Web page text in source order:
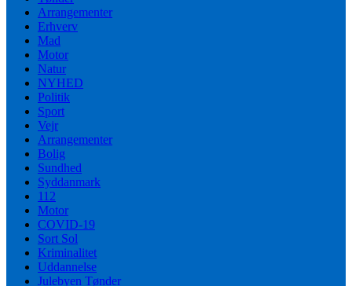
Arrangementer
Erhverv
Mad
Motor
Natur
NYHED
Politik
Sport
Vejr
Arrangementer
Bolig
Sundhed
Syddanmark
112
Motor
COVID-19
Sort Sol
Kriminalitet
Uddannelse
Julebyen Tønder